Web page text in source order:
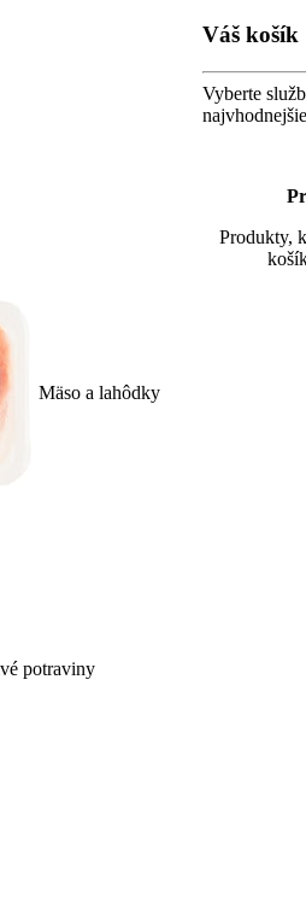
Mäso a lahôdky
potraviny
Váš košík
Vyberte
najvhodnejšie
Produkty,